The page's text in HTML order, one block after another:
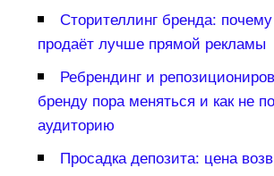
Сторителлинг бренда:
продаёт лучше прямой рекламы
Ребрендинг и
ренду пора меняться и как не
аудиторию
Просадка депозита: цена